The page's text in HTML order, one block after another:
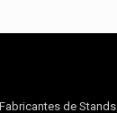
Fabricantes de Stands